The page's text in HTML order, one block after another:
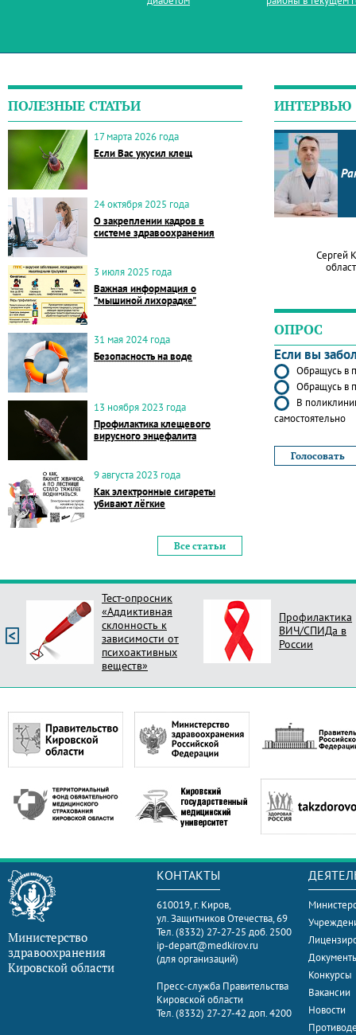
ПОЛЕЗНЫЕ СТАТЬИ
17 марта 2026 года
Если Вас укусил клещ
24 октября 2025 года
О закреплении кадров в
системе здравоохранения
3 июля 2025 года
Важная информация о
"мышиной лихорадке"
31 мая 2024 года
Безопасность на воде
13 ноября 2023 года
Профилактика клещевого
вирусного энцефалита
9 августа 2023 года
Как электронные сигареты
убивают лёгкие
Все статьи
ИНТЕРВЬЮ
Сергей
ОПРОС
Если вы
Обращусь в
Обращусь в
В
самостоятельно
Тест-опросник
«Аддиктивная
склонность к
зависимости от
психоактивных
веществ»
Профилактика
ВИЧ/СПИДа в
России
Министерство
здравоохранения
Кировской области
КОНТАКТЫ
610019, г. Киров,
ул. Защитников Отечества, 69
Тел. (8332) 27-27-25 доб. 2500
ip-depart@medkirov.ru
(для организаций)
Пресс-служба Правительства
Кировской области
Тел. (8332) 27-27-42 доп. 4200
Конкурсы
Вакансии
Новости